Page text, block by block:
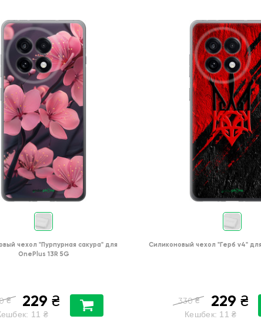
чехол "Пурпурная сакура" для
OnePlus 13R 5G
₴ 229 ₴
11 ₴
Силиконовый чехол "Герб v4" для
330 ₴ 229 ₴
Кешбек: 11 ₴